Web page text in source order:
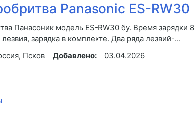
Panasonic ES-RW30
Панасоник модель ES-RW30 бу. Время зарядки
лезвия, зарядка в комплекте. Два ряда лезвий-...
Псков Добавлено:
03.04.2026